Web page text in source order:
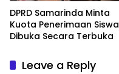
DPRD Samarinda Minta
Kuota Penerimaan Siswa
Dibuka Secara Terbuka
Leave a Reply